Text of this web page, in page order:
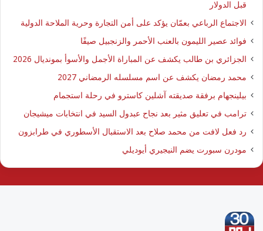
قبل الدولار
الاجتماع الرباعي بعمّان يؤكد على أمن التجارة وحرية الملاحة الدولية
فوائد عصير الليمون بالعنب الأحمر والزنجبيل صيفًا
الجزائري بن طالب يكشف عن المباراة الأجمل والأسوأ بمونديال 2026
محمد رمضان يكشف عن اسم مسلسله الرمضاني 2027
بيلينجهام برفقة صديقته آشلين كاسترو في رحلة استجمام
ترامب في تعليق مثير بعد نجاح عبدول السيد في انتخابات ميشيجان
رد فعل لافت من محمد صلاح بعد الاستقبال الأسطوري في طرابزون
مودرن سبورت يضم النيجيري أيوديلي